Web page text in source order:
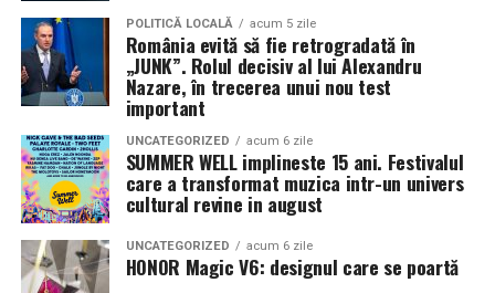
Pe11 februarieva avea loc proiecția specială
mea”de la Cinema City din City Park Constanța
18:30, unde
regizorul Paul Decu și actrița Azaleea
Necula, originari din Constanța și împrejurimi, vor
prezenta filmul alături de colegii lor
Alexandra Răduță și Gabriel Vatavu.
Cinema City Shopping City Galațiinvită spectatorii
12 februarie de la 18:30
State și Azaleea Necula și regizorul Paul Decu.
POLITICĂ LOCALĂ acum 5 zile
România evită să fie retrogradată în
„JUNK”. Rolul decisiv al lui Alexandru
Nazare, în trecerea unui nou test
important
UNCATEGORIZED acum 6 zile
SUMMER WELL implineste 15 ani. Festivalul
care a transformat muzica intr-un univers
cultural revine in august
UNCATEGORIZED acum 6 zile
HONOR Magic V6: designul care se poartă